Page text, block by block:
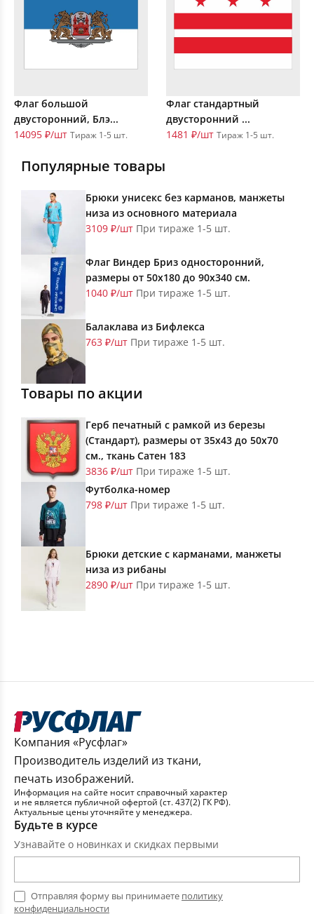
Флаг большой
двусторонний, Блэ...
14095 ₽/шт Тираж 1-5 шт.
Флаг стандартный
двусторонний ...
1481 ₽/шт Тираж 1-5 шт.
Популярные товары
Брюки унисекс без карманов, манжеты
низа из основного материала
3109 ₽/шт При тираже 1-5 шт.
Флаг Виндер Бриз односторонний,
размеры от 50х180 до 90х340 см.
1040 ₽/шт При тираже 1-5 шт.
Балаклава из Бифлекса
763 ₽/шт При тираже 1-5 шт.
Товары по акции
Герб печатный с рамкой из березы
(Стандарт), размеры от 35х43 до 50х70
см., ткань Сатен 183
3836 ₽/шт При тираже 1-5 шт.
Футболка-номер
798 ₽/шт При тираже 1-5 шт.
Брюки детские с карманами, манжеты
низа из рибаны
2890 ₽/шт При тираже 1-5 шт.
Компания «Русфлаг»
Производитель изделий из ткани,
печать изображений.
Информация на сайте носит справочный характер
и не является публичной офертой (ст. 437(2) ГК РФ).
Актуальные цены уточняйте у менеджера.
Будьте в курсе
Узнавайте о новинках и скидках первыми
Отправляя форму вы принимаете политику
конфиденциальности